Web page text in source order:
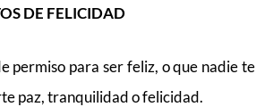
DE FELICIDAD
permiso para ser feliz, o que nadie te
paz, tranquilidad o felicidad.